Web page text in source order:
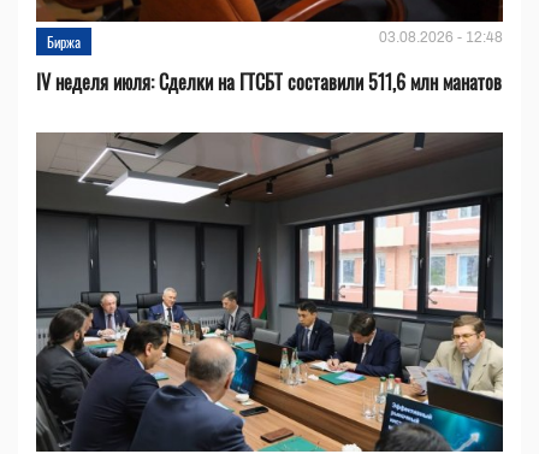
Биржа 03.08.2026 - 12:48
IV неделя июля: Сделки на ГТСБТ составили 511,6 млн манатов